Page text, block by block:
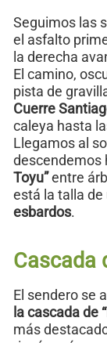
Seguimos las
el asfalto
la derecha
El camino,
pista de
Cuerre
caleya hasta
Llegamos al
descendemos
Toyu”entre
está la talla
esbardos.
Cascada
El sendero se
la cascada de
más